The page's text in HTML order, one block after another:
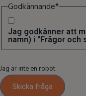
Godkännande*
Jag godkänner att
namn) i "Frågor och
Jag är inte en robot